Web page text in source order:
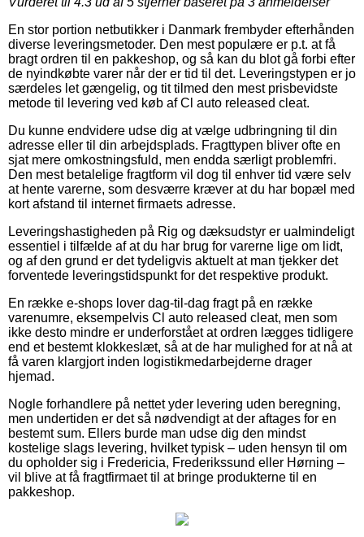
En stor portion netbutikker i Danmark frembyder efterhånden
diverse leveringsmetoder. Den mest populære er p.t. at få
bragt ordren til en pakkeshop, og så kan du blot gå forbi efter
de nyindkøbte varer når der er tid til det. Leveringstypen er jo
særdeles let gængelig, og tit tilmed den mest prisbevidste
metode til levering ved køb af Cl auto released cleat.
Du kunne endvidere udse dig at vælge udbringning til din
adresse eller til din arbejdsplads. Fragttypen bliver ofte en
sjat mere omkostningsfuld, men endda særligt problemfri.
Den mest betalelige fragtform vil dog til enhver tid være selv
at hente varerne, som desværre kræver at du har bopæl med
kort afstand til internet firmaets adresse.
Leveringshastigheden på Rig og dæksudstyr er ualmindeligt
essentiel i tilfælde af at du har brug for varerne lige om lidt,
og af den grund er det tydeligvis aktuelt at man tjekker det
forventede leveringstidspunkt for det respektive produkt.
En række e-shops lover dag-til-dag fragt på en række
varenumre, eksempelvis Cl auto released cleat, men som
ikke desto mindre er underforstået at ordren lægges tidligere
end et bestemt klokkeslæt, så at de har mulighed for at nå at
få varen klargjort inden logistikmedarbejderne drager
hjemad.
Nogle forhandlere på nettet yder levering uden beregning,
men undertiden er det så nødvendigt at der aftages for en
bestemt sum. Ellers burde man udse dig den mindst
kostelige slags levering, hvilket typisk – uden hensyn til om
du opholder sig i Fredericia, Frederikssund eller Hørning –
vil blive at få fragtfirmaet til at bringe produkterne til en
pakkeshop.